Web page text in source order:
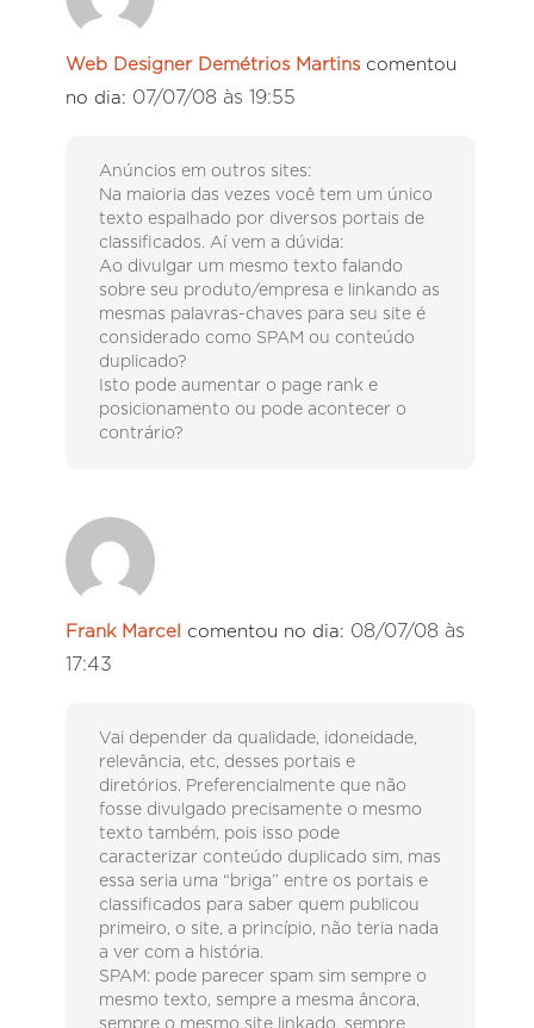
Web Designer Demétrios Martins comentou
no dia: 07/07/08 às 19:55
Anúncios em outros sites:
Na maioria das vezes você tem um único
texto espalhado por diversos portais de
classificados. Aí vem a dúvida:
Ao divulgar um mesmo texto falando
sobre seu produto/empresa e linkando as
mesmas palavras-chaves para seu site é
considerado como SPAM ou conteúdo
duplicado?
Isto pode aumentar o page rank e
posicionamento ou pode acontecer o
contrário?
Frank Marcel comentou no dia: 08/07/08 às
17:43
Vai depender da qualidade, idoneidade,
relevância, etc, desses portais e
diretórios. Preferencialmente que não
fosse divulgado precisamente o mesmo
texto também, pois isso pode
caracterizar conteúdo duplicado sim, mas
essa seria uma “briga” entre os portais e
classificados para saber quem publicou
primeiro, o site, a princípio, não teria nada
a ver com a história.
SPAM: pode parecer spam sim sempre o
mesmo texto, sempre a mesma âncora,
sempre o mesmo site linkado, sempre